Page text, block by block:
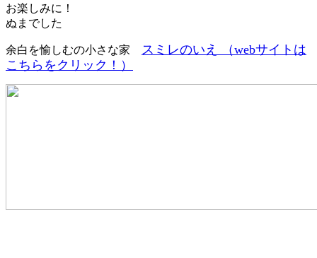
お楽しみに！
ぬまでした
余白を愉しむの小さな家
スミレのいえ （webサイトは
こちらをクリック！）